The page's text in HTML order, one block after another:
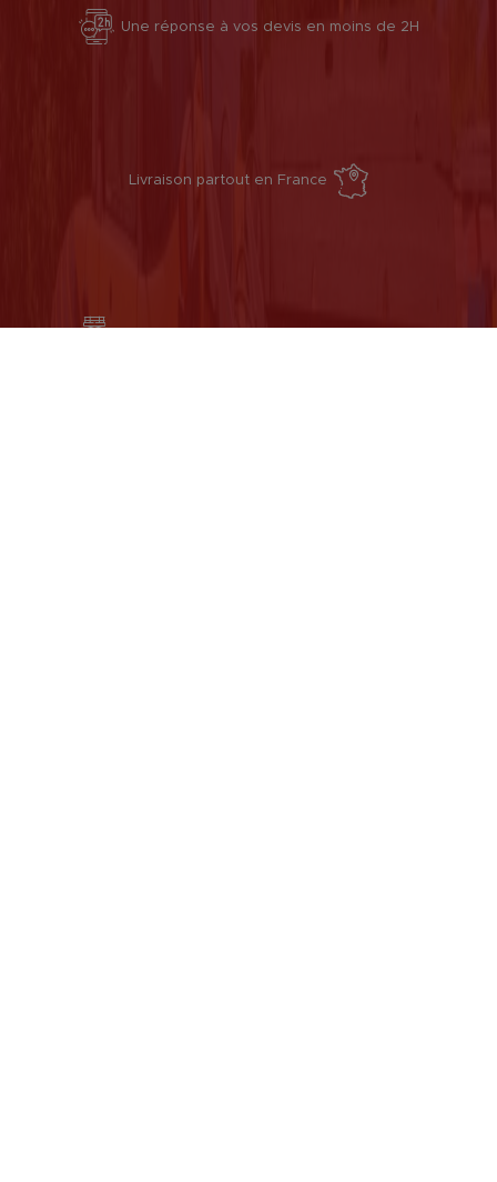
Une réponse à vos devis en moins de 2H
Livraison partout en France